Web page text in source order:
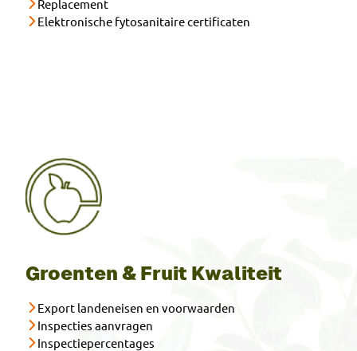
Replacement
Elektronische fytosanitaire certificaten
Groenten & Fruit Kwaliteit
Export landeneisen en voorwaarden
Inspecties aanvragen
Inspectiepercentages